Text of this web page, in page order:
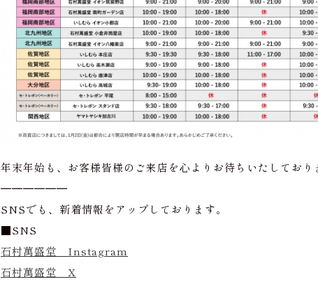
年末年始も、お客様皆様のご来店を心よりお待ちいたしており
━━━━━━
SNSでも、新着情報をアップしております。
■SNS
石村萬盛堂 Instagram
石村萬盛堂 X